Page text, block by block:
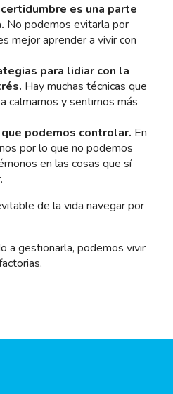
es una parte
No podemos evitarla por
mejor aprender a vivir con
para lidiar con la
Hay muchas técnicas que
calmarnos y sentirnos más
podemos controlar. En
por lo que no podemos
en las cosas que sí
de la vida navegar por
a gestionarla, podemos vivir